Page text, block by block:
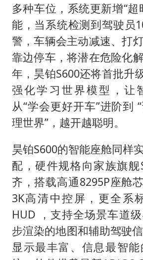
多种车位，系统更新增“超
能，当系统检测到驾驶员
警，车辆会主动减速、打
靠边停车，将潜在危险化
年，昊铂S600还将首批升
强化学习世界模型，让
从“学会更好开车”进阶到
理世界”，越开越聪明。
昊铂S600的智能座舱同样
配，硬件规格向家族旗舰
齐，搭载高通8295P座舱
3K高清中控屏，更全系
HUD ，支持全场景车道
步渲染的地图和辅助驾驶
显示最丰富、信息最智